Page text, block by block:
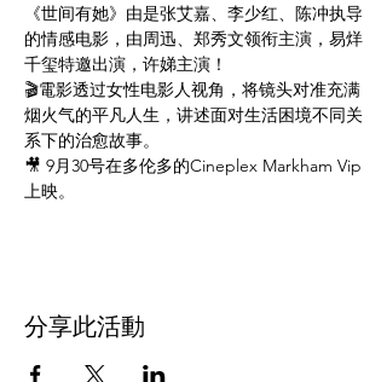
《世间有她》由是张艾嘉、李少红、陈冲执导
的情感电影，由周迅、郑秀文领衔主演，易烊
千玺特邀出演，许娣主演！
🎬電影透过女性电影人视角，将镜头对准充满
烟火气的平凡人生，讲述面对生活困境不同关
系下的治愈故事。
🎥 9月30号在多伦多的Cineplex Markham Vip
上映。
分享此活動